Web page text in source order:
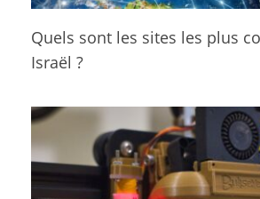
Quels sont les sites les plus
Israël ?